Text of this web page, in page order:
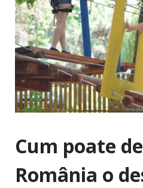
Cum poate
România o